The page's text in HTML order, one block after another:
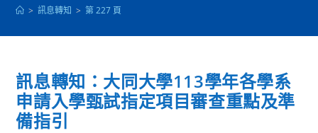
> 訊息轉知 > 第 227 頁
訊息轉知：大同大學113學年各學系
申請入學甄試指定項目審查重點及準
備指引